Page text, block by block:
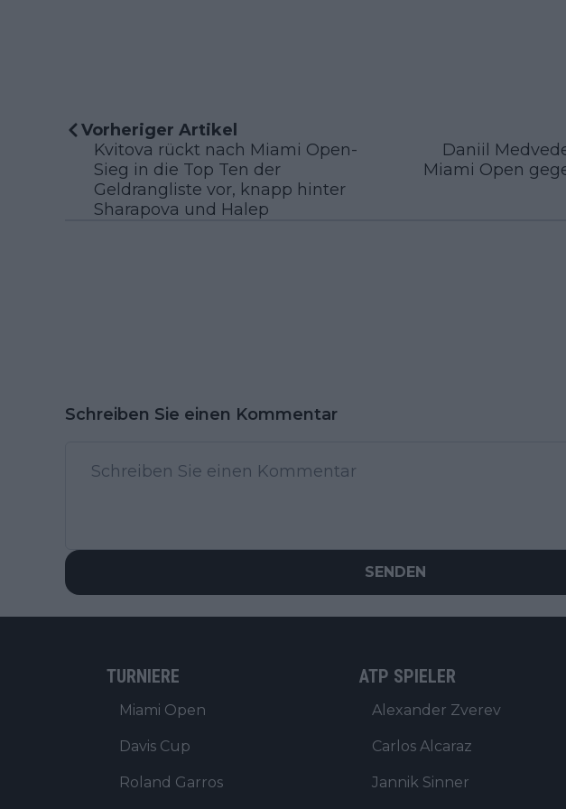
Vorheriger Artikel
Kvitova rückt nach Miami Open-
Sieg in die Top Ten der
Geldrangliste vor, knapp hinter
Sharapova und Halep
Daniil
Miami Open
Schreiben Sie einen Kommentar
SENDEN
TURNIERE
Miami Open
Davis Cup
Roland Garros
ATP SPIELER
Alexander Zverev
Carlos Alcaraz
Jannik Sinner